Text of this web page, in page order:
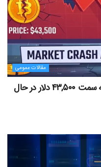
مقالات عمومی
مایکل ترپین: متاسفم، بیت‌کوین به سمت ۴۳,۵۰۰ دلار در حال